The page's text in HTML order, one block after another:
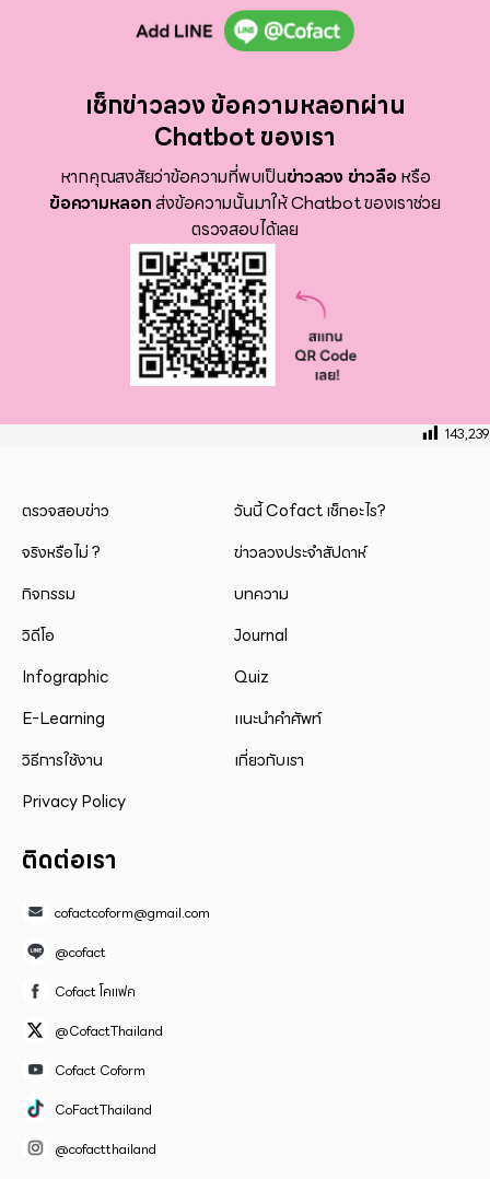
เช็กข่าวลวง ข้อความหลอกผ่าน
Chatbotของเรา
หากคุณสงสัยว่าข้อความที่พบเป็นข่าวลวง ข่าวลือหรือ
ข้อความหลอกส่งข้อความนั้นมาให้ Chatbot ของเราช่วย
ตรวจสอบได้เลย
143,239
ตรวจสอบข่าว
วันนี้ Cofact เช็กอะไร?
จริงหรือไม่ ?
ข่าวลวงประจำสัปดาห์
กิจกรรม
บทความ
วิดีโอ
Journal
Infographic
Quiz
E-Learning
แนะนำคำศัพท์
วิธีการใช้งาน
เกี่ยวกับเรา
Privacy Policy
ติดต่อเรา
cofactcoform@gmail.com
@cofact
Cofact โคแฟค
@CofactThailand
Cofact Coform
CoFactThailand
@cofactthailand